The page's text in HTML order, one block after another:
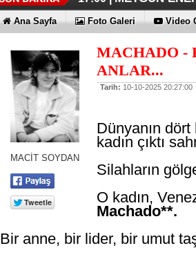
12:17 |THY REKOR
12:02 |ÖZEL
11:56 |İŞTE HONOR
11:53 |TECNO'DA
Ana Sayfa Foto Galeri Video
MACİT SOYDAN
MACHADO -
ANLAR...
Tarih: 10-10-2025 20:27:00
Dünyanın
kadın çıktı
Silahların
O kadın,
Machado**.
Bir anne, bir lider, bir umut